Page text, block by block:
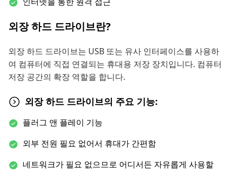
외장 하드 드라이브란?
외장 하드 드라이브는 USB 또는 유사 인터페이스를 사용하
여 컴퓨터에 직접 연결되는 휴대용 저장 장치입니다. 컴퓨터
저장 공간의 확장 역할을 합니다.
외장 하드 드라이브의 주요 기능:
플러그 앤 플레이 기능
외부 전원 필요 없어서 휴대가 간편함
네트워크가 필요 없으므로 어디서든 자유롭게 사용할